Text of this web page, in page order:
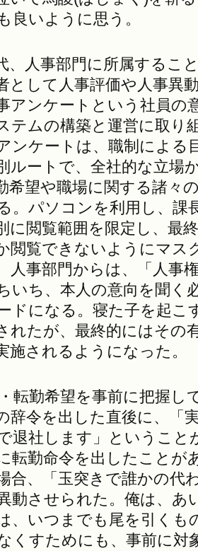
良いように思う。
、人事部門に所属するこ
として人事評価や人事異
アンケートという社員の
テムの構築と運営に取り
ンケートは、職制による
ルートで、全社的な立場
希望や職場に関する諸々
。パソコンを利用し、課
に閲覧範囲を限定し、最
閲覧できないようにマス
人事部門からは、「人事
いち、本人の意向を聞く
ドになる。寝た子を起こ
れたが、最終的にはその
施されるようになった。
勤希望を事前に把握し
辞令を出した直後に、「
退社します」ということ
転勤命令を出したことが
合、「玉突きで誰かの代
動させられた。俺は、あ
、いつまでも尾を引くも
くすためにも、事前に対